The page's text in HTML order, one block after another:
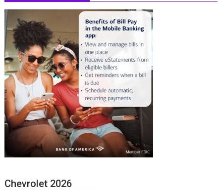
Chevrolet 2026